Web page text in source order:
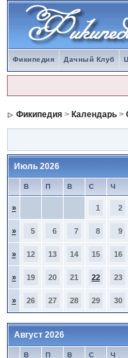
Фикипедия Дачный Клуб
Фикипедия> Календарь>
Июль 2026
В П В С Ч
» 1 2
» 5 6 7 8 9
» 12 13 14 15 16
» 19 20 21 22 23
» 26 27 28 29 30
Август 2026
В П В С Ч